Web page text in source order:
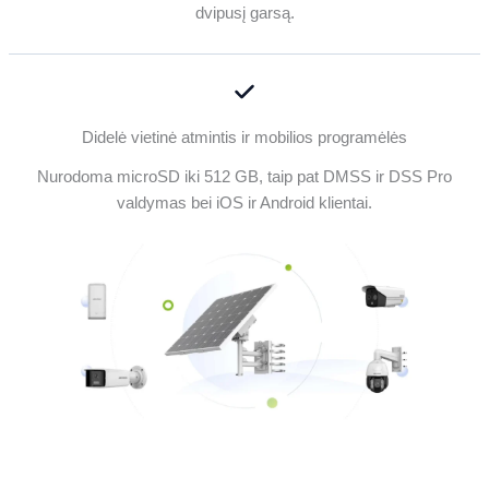
dvipusį garsą.
Didelė vietinė atmintis ir mobilios programėlės
Nurodoma microSD iki 512 GB, taip pat DMSS ir DSS Pro
valdymas bei iOS ir Android klientai.